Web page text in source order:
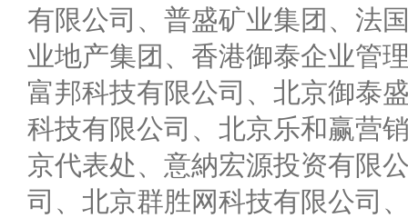
有限公司、普盛矿业集团、法
业地产集团、香港御泰企业管
富邦科技有限公司、北京御泰
科技有限公司、北京乐和赢营
京代表处、意納宏源投资有限
司、北京群胜网科技有限公司